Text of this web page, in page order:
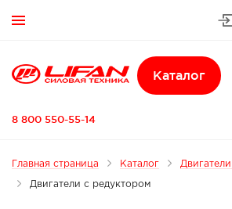

Каталог
8 800 550-55-14
Главная страница Каталог
Двигатели с редуктором